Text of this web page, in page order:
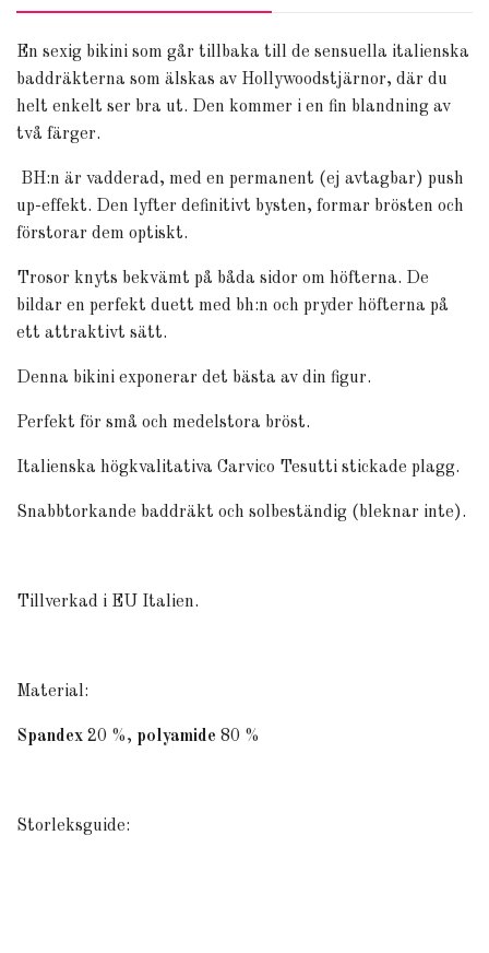
En sexig bikini som går tillbaka till de sensuella italienska
baddräkterna som älskas av Hollywoodstjärnor, där du
helt enkelt ser bra ut. Den kommer i en fin blandning av
två färger.
BH:n är vadderad, med en permanent (ej avtagbar) push
up-effekt. Den lyfter definitivt bysten, formar brösten och
förstorar dem optiskt.
Trosor knyts bekvämt på båda sidor om höfterna. De
bildar en perfekt duett med bh:n och pryder höfterna på
ett attraktivt sätt.
Denna bikini exponerar det bästa av din figur.
Perfekt för små och medelstora bröst.
Italienska högkvalitativa Carvico Tesutti stickade plagg.
Snabbtorkande baddräkt och solbeständig (bleknar inte).
Tillverkad i EU Italien.
Material:
Spandex 20 %, polyamide 80 %
Storleksguide: